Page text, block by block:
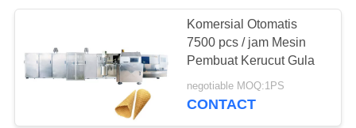
PRIVACY
Komersial Otomatis
7500 pcs / jam Mesin
Pembuat Kerucut Gula
negotiable MOQ:1PS
CONTACT